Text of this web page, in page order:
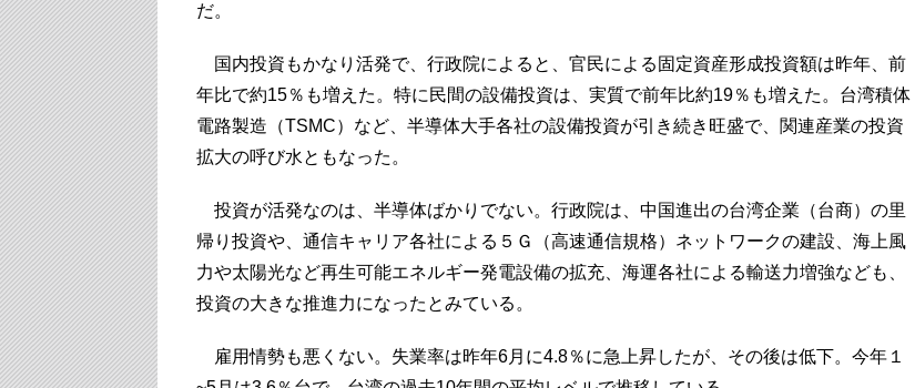
だ。
国内投資もかなり活発で、行政院によると、官民による固定資産形成投資額は昨年、前
年比で約15％も増えた。特に民間の設備投資は、実質で前年比約19％も増えた。台湾積体
電路製造（TSMC）など、半導体大手各社の設備投資が引き続き旺盛で、関連産業の投資
拡大の呼び水ともなった。
投資が活発なのは、半導体ばかりでない。行政院は、中国進出の台湾企業（台商）の里
帰り投資や、通信キャリア各社による５Ｇ（高速通信規格）ネットワークの建設、海上風
力や太陽光など再生可能エネルギー発電設備の拡充、海運各社による輸送力増強なども、
投資の大きな推進力になったとみている。
雇用情勢も悪くない。失業率は昨年6月に4.8％に急上昇したが、その後は低下。今年１